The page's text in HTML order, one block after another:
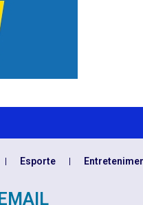
Esporte
EMAIL